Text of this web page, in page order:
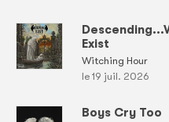
Exist
Witching Hour
le 19 juil. 2026
Boys Cry Too